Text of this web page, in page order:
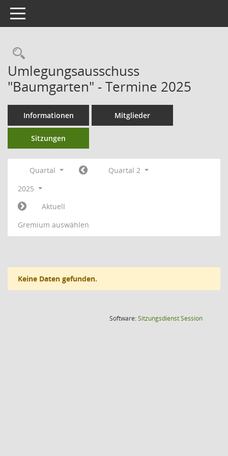
Toggle navigation
Umlegungsausschuss
"Baumgarten" - Termine 2025
Informationen Mitglieder
Sitzungen
Quartal
Quartal 2
2025
Aktuell
Gremium auswählen
Keine Daten gefunden.
Software:SitzungsdienstSession(Wird in